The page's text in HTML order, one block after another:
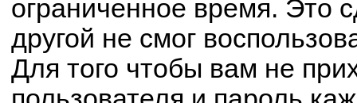
ограниченное время. Это
другой не смог
Для того чтобы вам не